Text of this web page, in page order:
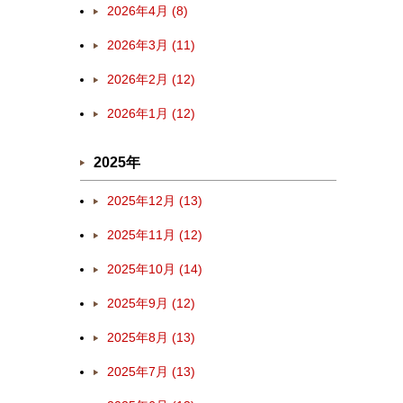
2026年4月 (8)
2026年3月 (11)
2026年2月 (12)
2026年1月 (12)
2025年
2025年12月 (13)
2025年11月 (12)
2025年10月 (14)
2025年9月 (12)
2025年8月 (13)
2025年7月 (13)